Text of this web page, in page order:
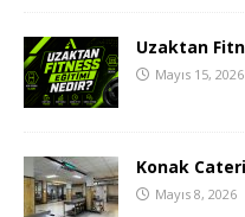
Uzaktan
Mayıs 15, 2026
Konak
Mayıs 8, 2026